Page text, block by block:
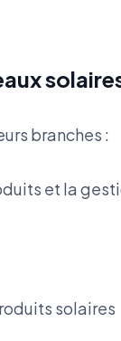
branches :
et la
solaires